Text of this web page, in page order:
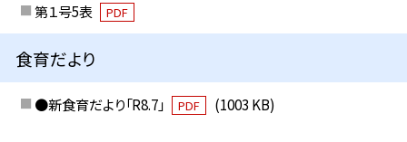
第１号5表 PDF
食育だより
●新食育だより「R8.7」 PDF (1003 KB)